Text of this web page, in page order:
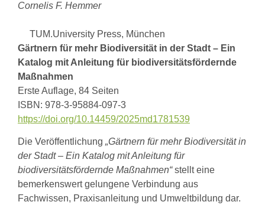
Cornelis F. Hemmer
TUM.University Press, München
Gärtnern für mehr Biodiversität in der Stadt – Ein
Katalog mit Anleitung für biodiversitätsfördernde
Maßnahmen
Erste Auflage, 84 Seiten
ISBN: 978-3-95884-097-3
https://doi.org/10.14459/2025md1781539
Die Veröffentlichung „Gärtnern für mehr Biodiversität in
der Stadt – Ein Katalog mit Anleitung für
biodiversitätsfördernde Maßnahmen“stellt eine
bemerkenswert gelungene Verbindung aus
Fachwissen, Praxisanleitung und Umweltbildung dar.